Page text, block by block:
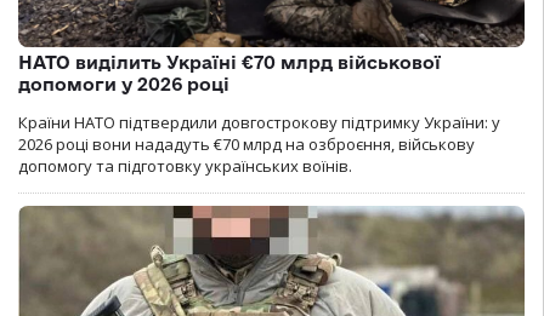
НАТО виділить Україні €70 млрд військової
допомоги у 2026 році
Країни НАТО підтвердили довгострокову підтримку України: у
2026 році вони нададуть €70 млрд на озброєння, військову
допомогу та підготовку українських воїнів.